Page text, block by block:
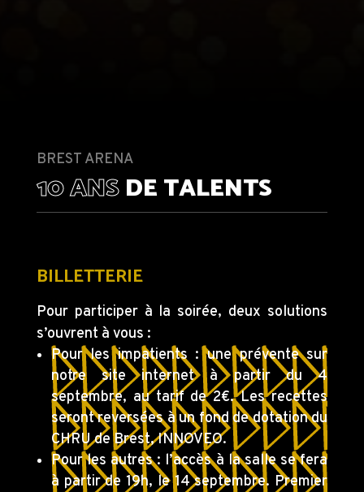
BREST ARENA
10 ANSDE TALENTS
BILLETTERIE
Pour participer à la soirée, deux solutions
s’ouvrent à vous :
Pour les impatients : une prévente sur
notre site internet à partir du 4
septembre, au tarif de 2€. Les recettes
seront reversées à un fond de dotation du
CHRU de Brest, INNOVEO.
Pour les autres : l’accès à la salle se fera
à partir de 19h, le 14 septembre. Premier